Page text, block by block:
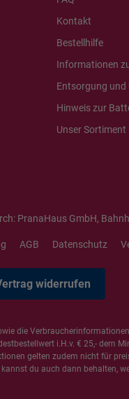
Kontakt
Bestellhilfe
Informationen
Entsorgung und
Hinweis zur
Unser Sortiment
PranaHaus GmbH,
AGB Datenschutz
widerrufen
die Verbraucherinformationen
i.H.v. € 25,-
gelten zudem nicht für
du auch dann behalten,